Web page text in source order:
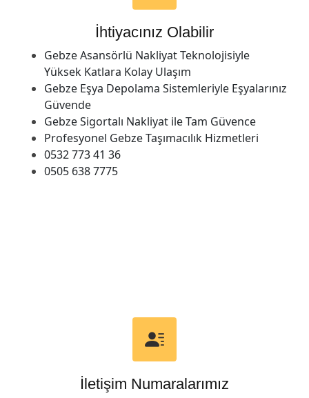
İhtiyacınız Olabilir
Gebze Asansörlü Nakliyat Teknolojisiyle
Yüksek Katlara Kolay Ulaşım
Gebze Eşya Depolama Sistemleriyle Eşyalarınız
Güvende
Gebze Sigortalı Nakliyat ile Tam Güvence
Profesyonel Gebze Taşımacılık Hizmetleri
0532 773 41 36
0505 638 7775
İletişim Numaralarımız